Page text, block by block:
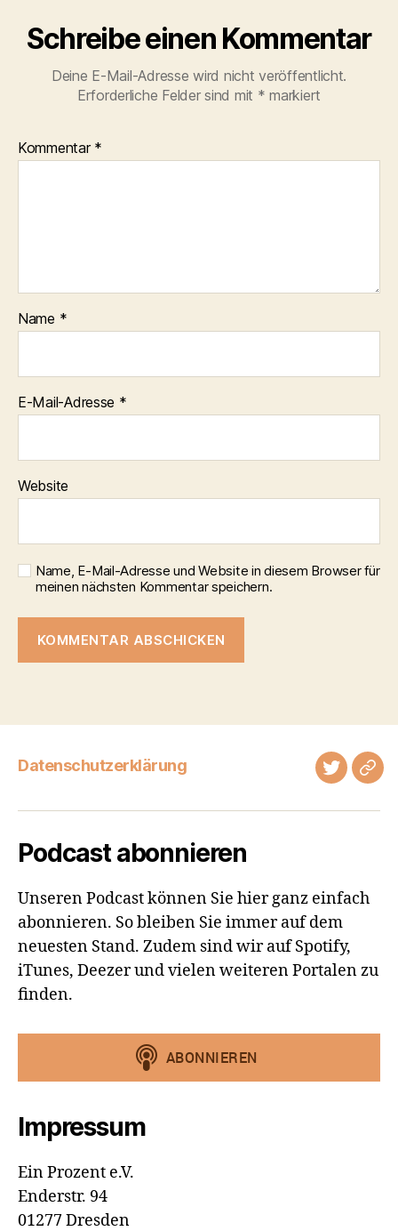
Schreibe einen Kommentar
Deine E-Mail-Adresse wird nicht veröffentlicht.
Erforderliche Felder sind mit * markiert
Kommentar *
Name *
E-Mail-Adresse *
Website
Name, E-Mail-Adresse und Website in diesem Browser für
meinen nächsten Kommentar speichern.
Datenschutzerklärung
Twitter
Podcast abonnieren
Unseren Podcast können Sie hier ganz einfach
abonnieren. So bleiben Sie immer auf dem
neuesten Stand. Zudem sind wir auf Spotify,
iTunes, Deezer und vielen weiteren Portalen zu
finden.
Impressum
Ein Prozent e.V.
Enderstr. 94
01277 Dresden